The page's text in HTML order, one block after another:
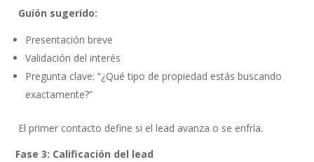
Guión sugerido:
Presentación breve
Validación del interés
Pregunta clave: “¿Qué tipo de propiedad estás buscando
exactamente?”
El primer contacto define si el lead avanza o se enfría.
Fase 3: Calificación del lead